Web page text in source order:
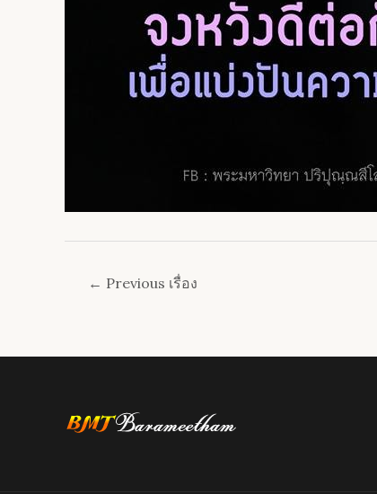
Post← Previous เรื่อง